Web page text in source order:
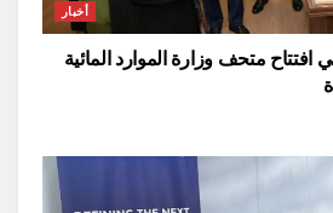
أخبار
متحف وزارة الموارد المائية